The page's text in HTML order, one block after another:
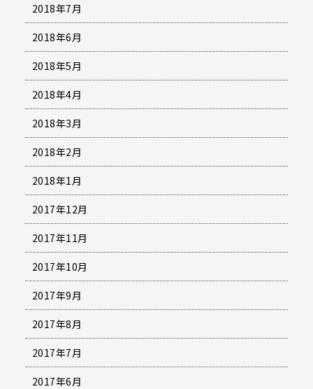
2018年7月
2018年6月
2018年5月
2018年4月
2018年3月
2018年2月
2018年1月
2017年12月
2017年11月
2017年10月
2017年9月
2017年8月
2017年7月
2017年6月